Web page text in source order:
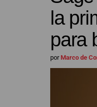
la
para
porMarco de